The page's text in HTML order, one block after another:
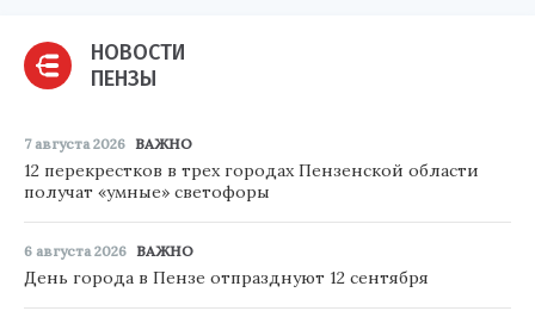
НОВОСТИ
ПЕНЗЫ
7 августа 2026 ВАЖНО
12 перекрестков в трех городах Пензенской области
получат «умные» светофоры
6 августа 2026 ВАЖНО
День города в Пензе отпразднуют 12 сентября